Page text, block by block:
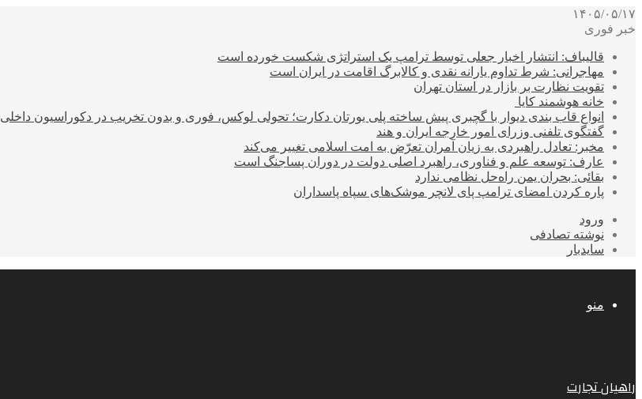
۱۴۰۵/۰۵/۱۷
خبر فوری
قالیباف: انتشار اخبار جعلی توسط ترامپ یک استراتژی شکست خورده است
مهاجرانی: شرط تداوم یارانه نقدی و کالابرگ اقامت در ایران است
تقویت نظارت بر بازار در استان تهران
خانه هوشمند کایا
انواع قاب بندی دیوار با گچبری پیش ساخته پلی یورتان دکارت؛ تحولی لوکس، فوری و بدون تخریب در دکوراسیون داخلی
گفتگوی تلفنی وزرای امور خارجه ایران و هند
مخبر: تعادل راهبردی به زیان آمران تعرّض به امت اسلامی تغییر می‌کند
عارف: توسعه علم و فناوری، راهبرد اصلی دولت در دوران پساجنگ است
بقائی: بحران یمن راه‌حل نظامی ندارد
پاره کردن امضای ترامپ پای لانچر موشک‌های سپاه پاسداران
ورود
نوشته تصادفی
سایدبار
منو
راهیان تجارت